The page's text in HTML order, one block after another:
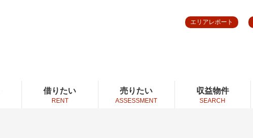
エリアレポート
借りたい
RENT
売りたい
ASSESSMENT
収益物件
SEARCH